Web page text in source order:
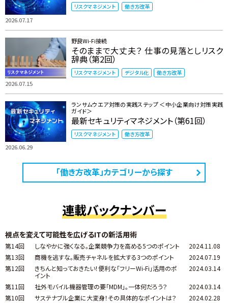
2026.07.17
リスクマネジメント 働き方改革
2026.07.15
野良Wi-Fi接続
そのままで大丈夫？ 仕事の見落としリスク
辞典（第2回）
リスクマネジメント デジタル化 働き方改革
2026.06.29
ランサムウエア対策の実践ステップ ＜中小企業向け対策実践
ガイド＞
最新セキュリティマネジメント（第61回）
リスクマネジメント 働き方改革
「働き方改革」カテゴリーから探す
連載バックナンバー
視点を変えて可能性を広げるITの新活用術
第14回 しなやかに強くなる。企業競争力を高める5つのポイント
2024.11.08
第13回
商機を逃すな。販売チャネルを拡大する3つのポイント
2024.07.19
第12回
きちんと知っておきたい！便利な「フリーWi-Fi」活用のポ
イント
2024.03.14
第11回 社外モバイル機器管理の要「MDM」。一体何だろう？
2024.03.14
第10回
サステナブル企業に大変身！その具体的なポイントは？
2024.02.28